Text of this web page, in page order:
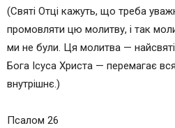
(Святі Отці кажуть, що треба
промовляти цю молитву, і так
ми не були. Ця молитва —
Бога Ісуса Христа — перемагає
внутрішнє.)
Псалом 26